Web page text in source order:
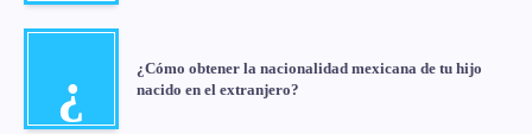
¿
¿Cómo obtener la nacionalidad mexicana de tu hijo
nacido en el extranjero?